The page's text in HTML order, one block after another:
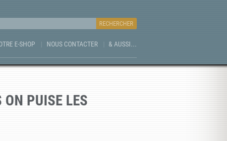
E-SHOP NOUS CONTACTER & AUSSI...
ON PUISE LES